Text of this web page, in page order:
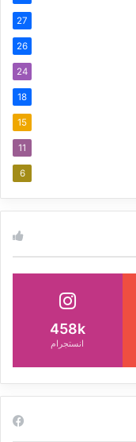
27
26
24
18
15
11
6
458k
انستجرام